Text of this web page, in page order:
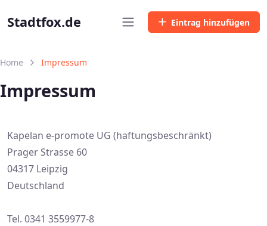
Stadtfox.de Eintrag hinzufügen
Home Impressum
Impressum
Kapelan e-promote UG (haftungsbeschränkt)
Prager Strasse 60
04317 Leipzig
Deutschland
Tel. 0341 3559977-8